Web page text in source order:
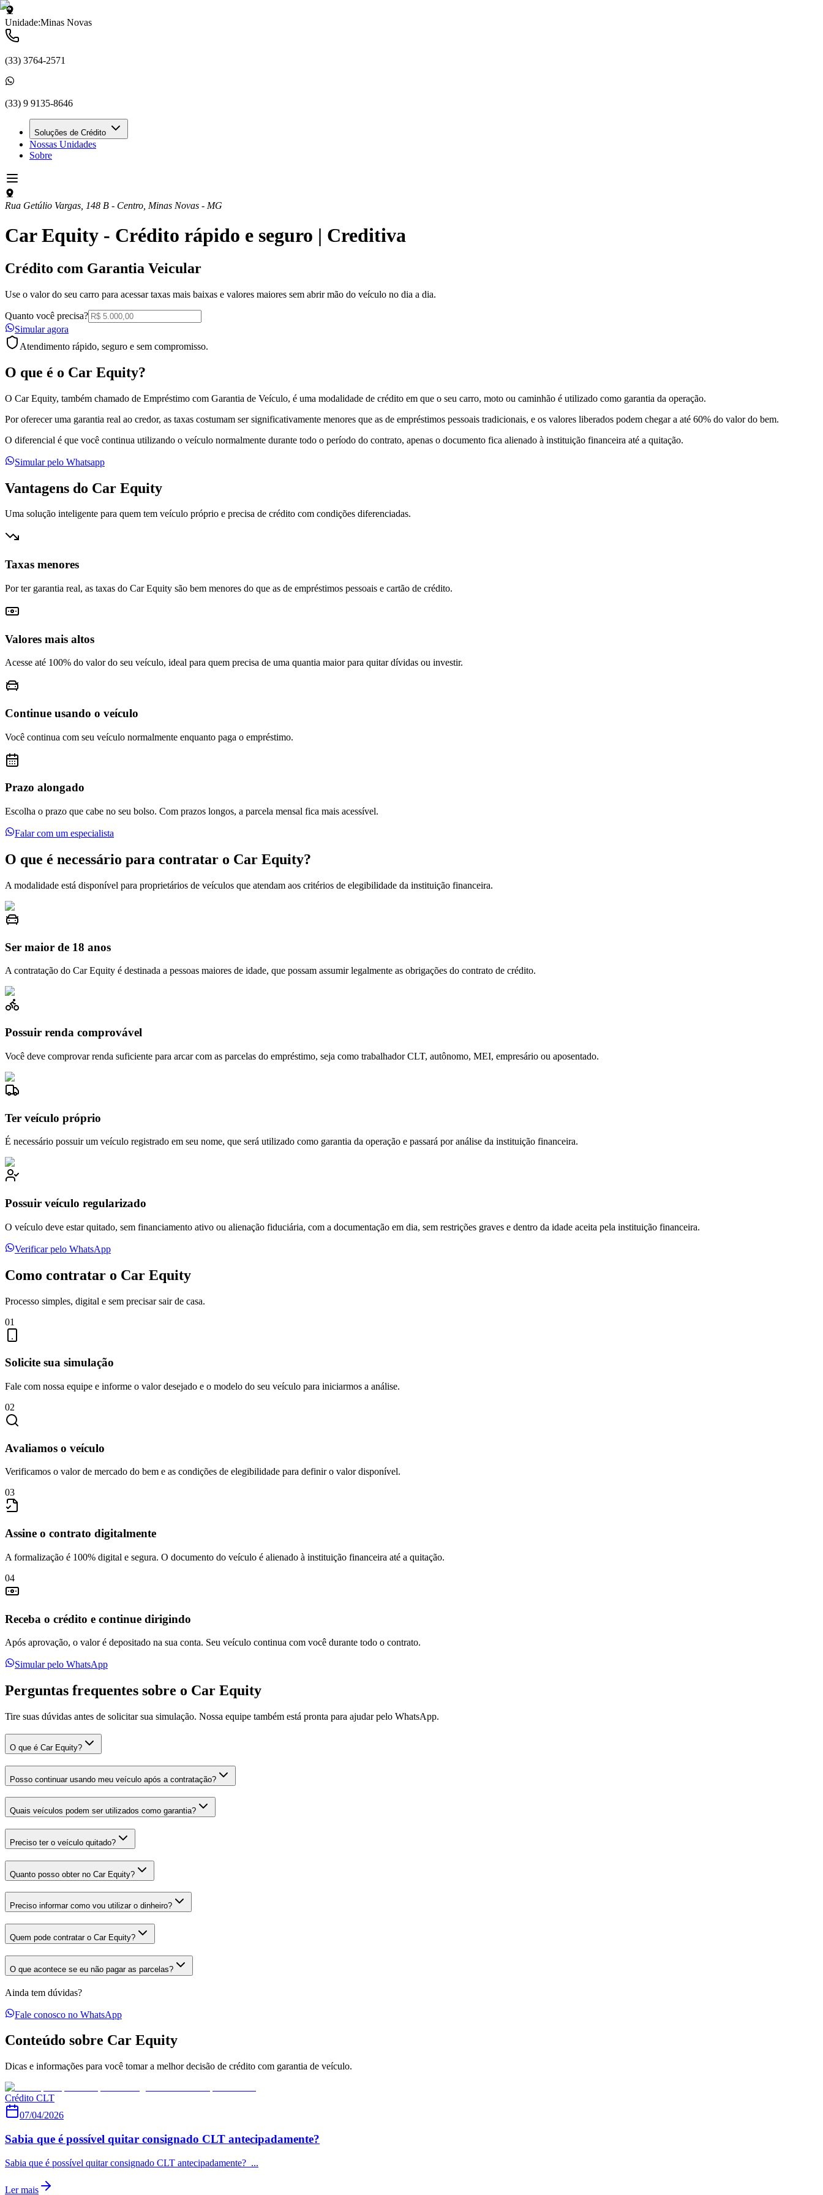
Unidade:Minas Novas
(33) 3764-2571
(33) 9 9135-8646
Soluções de Crédito
Nossas Unidades
Sobre
Rua Getúlio Vargas, 148 B - Centro Minas Novas - MG
Car Equity - Crédito rápido e seguro | Creditiva
Crédito com Garantia Veicular
Use o valor do seu carro para acessartaxas mais baixas e valores maiores sem abrir mão do veículo no dia a dia.
Quanto você precisa?
Simular agora
Atendimento rápido, seguro e sem compromisso.
O que é o Car Equity?
O Car Equity, também chamado de Empréstimo com Garantia de Veículo, é uma modalidade de crédito em que o seu carro, moto ou caminhão é utilizado como garantia da operação.
Por oferecer uma garantia real ao credor, as taxas costumam ser significativamente menores que as de empréstimos pessoais tradicionais, e os valores liberados podem chegar a até 60% do valor do bem.
O diferencial é que você continua utilizando o veículo normalmente durante todo o período do contrato, apenas o documento fica alienado à instituição financeira até a quitação.
Simular pelo Whatsapp
Vantagens do Car Equity
Uma solução inteligente para quem tem veículo próprio e precisa de crédito com condições diferenciadas.
Taxas menores
Por ter garantia real, as taxas do Car Equity são bem menores do que as de empréstimos pessoais e cartão de crédito.
Valores mais altos
Acesse até 100% do valor do seu veículo, ideal para quem precisa de uma quantia maior para quitar dívidas ou investir.
Continue usando o veículo
Você continua com seu veículo normalmente enquanto paga o empréstimo.
Prazo alongado
Escolha o prazo que cabe no seu bolso. Com prazos longos, a parcela mensal fica mais acessível.
Falar com um especialista
O que é necessário para contratar o Car Equity?
A modalidade está disponível para proprietários de veículos que atendam aos critérios de elegibilidade da instituição financeira.
Ser maior de 18 anos
A contratação do Car Equity é destinada a pessoas maiores de idade, que possam assumir legalmente as obrigações do contrato de crédito.
Possuir renda comprovável
Você deve comprovar renda suficiente para arcar com as parcelas do empréstimo, seja como trabalhador CLT, autônomo, MEI, empresário ou aposentado.
Ter veículo próprio
É necessário possuir um veículo registrado em seu nome, que será utilizado como garantia da operação e passará por análise da instituição financeira.
Possuir veículo regularizado
O veículo deve estar quitado, sem financiamento ativo ou alienação fiduciária, com a documentação em dia, sem restrições graves e dentro da idade aceita pela instituição financeira.
Verificar pelo WhatsApp
Como contratar o Car Equity
Processo simples, digital e sem precisar sair de casa.
01
Solicite sua simulação
Fale com nossa equipe e informe o valor desejado e o modelo do seu veículo para iniciarmos a análise.
02
Avaliamos o veículo
Verificamos o valor de mercado do bem e as condições de elegibilidade para definir o valor disponível.
03
Assine o contrato digitalmente
A formalização é 100% digital e segura. O documento do veículo é alienado à instituição financeira até a quitação.
04
Receba o crédito e continue dirigindo
Após aprovação, o valor é depositado na sua conta. Seu veículo continua com você durante todo o contrato.
Simular pelo WhatsApp
Perguntas frequentes sobre o Car Equity
Tire suas dúvidas antes de solicitar sua simulação. Nossa equipe também está pronta para ajudar pelo WhatsApp.
O que é Car Equity?
Posso continuar usando meu veículo após a contratação?
Quais veículos podem ser utilizados como garantia?
Preciso ter o veículo quitado?
Quanto posso obter no Car Equity?
Preciso informar como vou utilizar o dinheiro?
Quem pode contratar o Car Equity?
O que acontece se eu não pagar as parcelas?
Ainda tem dúvidas?
Fale conosco no WhatsApp
Conteúdo sobre Car Equity
Dicas e informações para você tomar a melhor decisão de crédito com garantia de veículo.
Crédito CLT
07/04/2026
Sabia que é possível quitar consignado CLT antecipadamente?
Sabia que é possível quitar consignado CLT antecipadamente? ...
Ler mais